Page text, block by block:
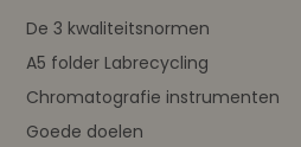
De 3 kwaliteitsnormen
A5 folder Labrecycling
Chromatografie instrumenten
Goede doelen